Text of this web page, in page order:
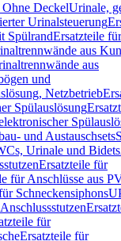
DeckelUrinale,
Urinalsteuerung
SpülrandErsatzteile
aus
aus
und
Netzbetrieb
Spülauslösung
und Austauschsets
Urinale und Bidets
Ersatzteile für
für Anschlüsse aus
Schneckensiphons
Anschlussstutzen
für
Ersatzteile für